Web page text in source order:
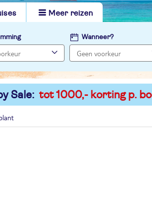
Meer reizen
Wanneer?
Sale: tot 1000,- korting p.